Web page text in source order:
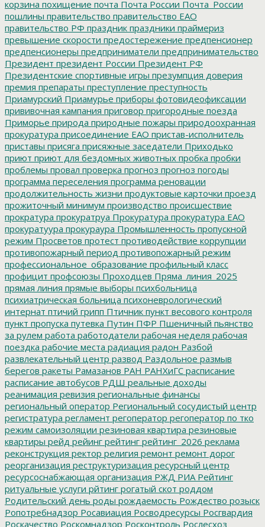
корзина похищение почта Почта России Почта_России
пошлины правительство правительство ЕАО
правительство РФ праздник праздники праймериз
превышение скорости предостережение предпенсионер
предпенсионеры предприниматели предпринимательство
Президент президент России Президент РФ
Президентские спортивные игры презумпция доверия
премия препараты преступление преступность
Приамурский Приамурье приборы фотовидеофиксации
прививочная кампания приговор пригородные поезда
Приморье природа природные пожары природоохранная
прокуратура присоединение ЕАО пристав-исполнитель
приставы присяга присяжные заседатели Приходько
приют приют для бездомных животных пробка пробки
проблемы провал проверка прогноз прогноз погоды
программа переселения программа реновации
продолжительность жизни продуктовые карточки проезд
прожиточный минимум производство происшествие
прократура прокуратруа Прокуратура прокуратура ЕАО
прокуратуура прокураура Промышленность пропускной
режим Просветов протест противодействие коррупции
противопожарный период противопожарный режим
профессиональное_образование профильный класс
профицит профсоюзы Проходцев Пряма_линия_2025
прямая линия прямые выборы психбольница
психиатрическая больница психоневрологический
интернат птичий грипп Птичник пункт весового контроля
пункт пропуска путевка Путин ПФР Пшеничный пьянство
за рулем работа работодатели рабочая неделя рабочая
поездка рабочие места радиация радон Разбой
развлекательный центр развод Раздольное размыв
берегов ракеты Рамазанов РАН РАНХиГС расписание
расписание автобусов РДШ реальные доходы
реанимация ревизия региональные финансы
региональный оператор Региональный сосудистый центр
регистратура регламент регоператор регоператор по тко
режим самоизоляции резиновая квартира резиновые
квартиры рейд рейинг рейтинг рейтинг_2026 реклама
реконструкция ректор религия ремонт ремонт дорог
реорганизация реструктуризация ресурсный центр
ресурсоснабжающая организация РЖД РИА Рейтинг
ритуальные услуги рйтинг рогатый скот роддом
Родительский день роды рождаемость Рождество розыск
Ропотребнадзор Росавиация Росводресурсы Росгвардия
Роскачество Роскомнадзор Росконтроль Рослесхоз